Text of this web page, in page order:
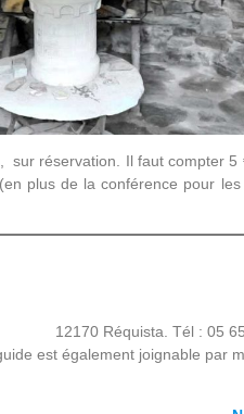
réservation. Il faut compter 5
plus de la conférence pour
12170 Réquista. Tél : 05
est également joignable par